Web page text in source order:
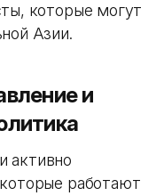
которые могут
Азии.
и
активно
работают